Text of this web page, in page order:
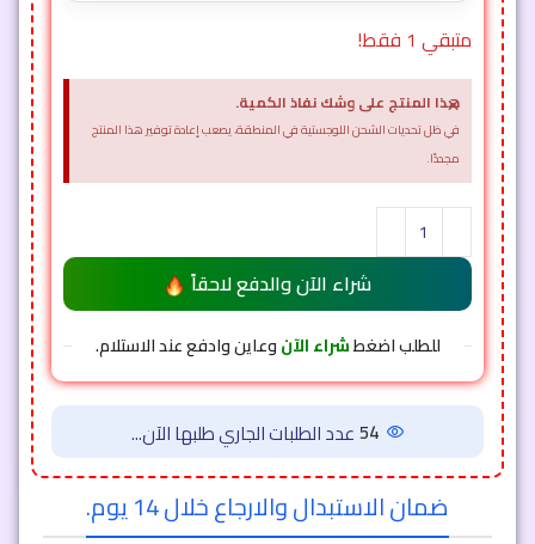
متبقي 1 فقط!
هذا المنتج على وشك نفاذ الكمية.
في ظل تحديات الشحن اللوجستية في المنطقة، يصعب إعادة توفير هذا المنتج
مجددًا.
×
شراء الآن والدفع لاحقاً
للطلب اضغطشراء الآنوعاين وادفع عند الاستلام.
54عدد الطلبات الجاري طلبها الآن...
ضمان الاستبدال والارجاع خلال 14 يوم.